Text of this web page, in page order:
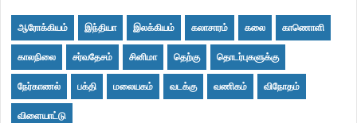
ஆரோக்கியம் இந்தியா இலக்கியம் கலாசாரம் கலை காணொளி
காலநிலை சர்வதேசம் சினிமா தெற்கு தொடர்புகளுக்கு
நேர்காணல் பக்தி மலையகம் வடக்கு வணிகம் விநோதம்
விளையாட்டு